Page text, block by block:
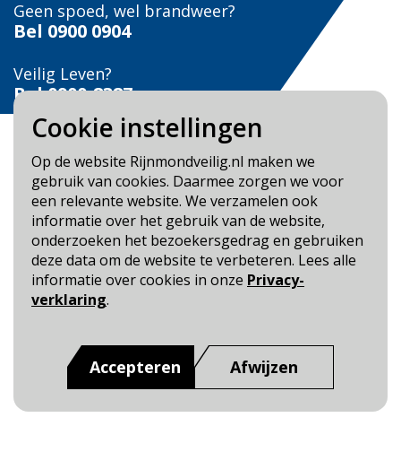
Cookie instellingen
Op de website Rijnmondveilig.nl maken we
gebruik van cookies. Daarmee zorgen we voor
een relevante website. We verzamelen ook
informatie over het gebruik van de website,
onderzoeken het bezoekersgedrag en gebruiken
deze data om de website te verbeteren. Lees alle
informatie over cookies in onze Privacy-
verklaring.
Accepteren Afwijzen
Geen spoed, wel brandweer?
Bel 0900 0904
Veilig Leven?
Bel 0900-8387
Blijf op de hoogte
Cookie- en Privacybeleid
Toegankelijkheid